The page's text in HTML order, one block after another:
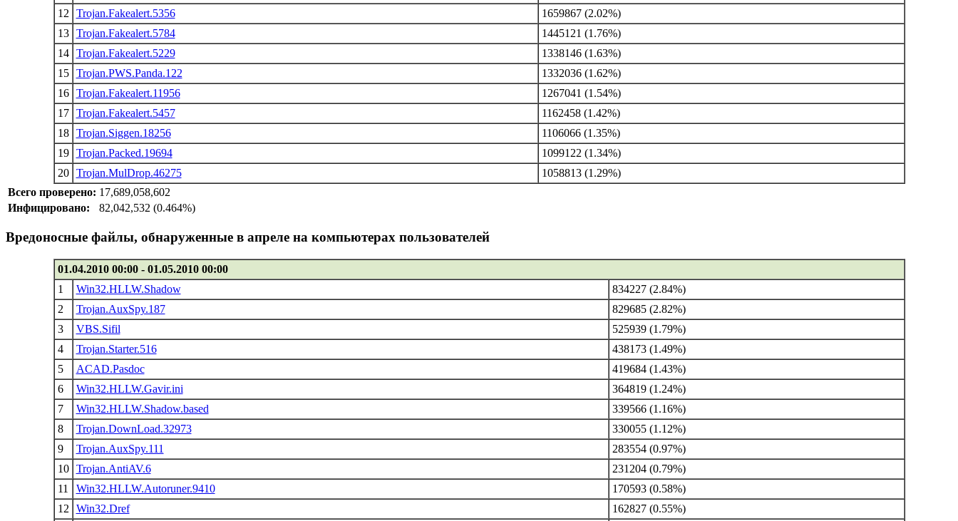
12
Trojan.Fakealert.5356
1659867 (2.02%)
13
Trojan.Fakealert.5784
1445121 (1.76%)
14
Trojan.Fakealert.5229
1338146 (1.63%)
15
Trojan.PWS.Panda.122
1332036 (1.62%)
16
Trojan.Fakealert.11956
1267041 (1.54%)
17
Trojan.Fakealert.5457
1162458 (1.42%)
18
Trojan.Siggen.18256
1106066 (1.35%)
19
Trojan.Packed.19694
1099122 (1.34%)
20
Trojan.MulDrop.46275
1058813 (1.29%)
Всего проверено: 17,689,058,602
Инфицировано:
82,042,532 (0.464%)
Вредоносные файлы, обнаруженные в апреле на компьютерах пользователей
01.04.2010 00:00 - 01.05.2010 00:00
1
Win32.HLLW.Shadow
834227 (2.84%)
2
Trojan.AuxSpy.187
829685 (2.82%)
3
VBS.Sifil
525939 (1.79%)
4
Trojan.Starter.516
438173 (1.49%)
5
ACAD.Pasdoc
419684 (1.43%)
6
Win32.HLLW.Gavir.ini
364819 (1.24%)
7
Win32.HLLW.Shadow.based
339566 (1.16%)
8
Trojan.DownLoad.32973
330055 (1.12%)
9
Trojan.AuxSpy.111
283554 (0.97%)
10
Trojan.AntiAV.6
231204 (0.79%)
11
Win32.HLLW.Autoruner.9410
170593 (0.58%)
12
Win32.Dref 162827 (0.55%)